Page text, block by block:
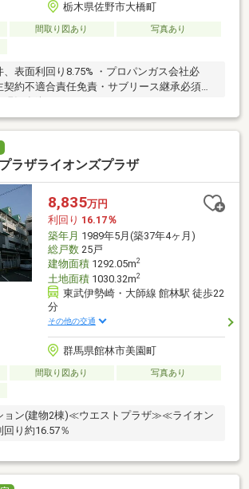
栃木県佐野市大橋町
間取り図あり
写真あり
、表面利回り8.75% ・プロパンガス会社必
契約不適合責任免責・サブリース継承必須
ラザライオンズプラザ
8,835万円
利回り 16.17％
築年月 1989年5月(築37年4ヶ月)
総戸数25戸
建物面積1292.05m2
土地面積1030.32m2
東武伊勢崎・大師線 館林駅 徒歩22
分
その他の交通
群馬県館林市美園町
間取り図あり
写真あり
ョン(建物2棟)≪ウエストプラザ≫≪ライオン
り約16.57％